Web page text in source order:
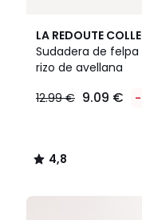
LA REDOUTE
Sudadera de
rizo de avellana
€
12.99
30%
12.99 € 9.09 €
4,8
/ 5
4,8
/